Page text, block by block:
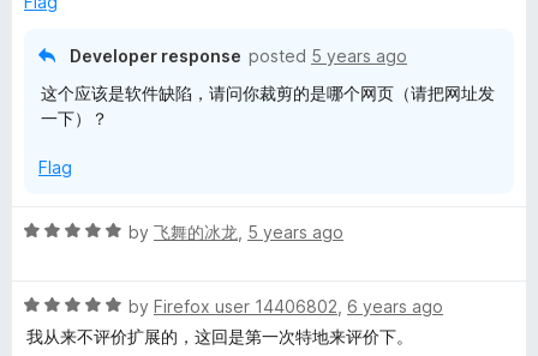
Developer response posted 5 years ago
这个应该是软件缺陷，请问你裁剪的是哪个网页（请把网址发
一下）？
Flag
R
e
d
by 飞舞的冰龙 5 years ago
R
a
by Firefox user 14406802 6 years ago
我从来不评价扩展的，这回是第一次特地来评价下。